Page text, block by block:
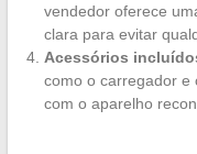
vendedor oferece
clara para evitar
Acessórios
como o carregador e
com o aparelho